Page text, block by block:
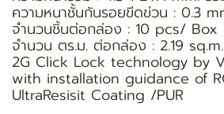
ความหนาชั้นกันรอยขีดข่วน : 0.3
จำนวนชิ้นต่อกล่อง : 10 pcs/ Box
จำนวน ตร.ม. ต่อกล่อง : 2.19
2G Click Lock technology by
with installation guidance of
UltraResisit Coating /PUR